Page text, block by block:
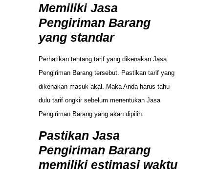
Memiliki Jasa
Pengiriman Barang
yang standar
Perhatikan tentang tarif yang dikenakan Jasa
Pengiriman Barang tersebut. Pastikan tarif yang
dikenakan masuk akal. Maka Anda harus tahu
dulu tarif ongkir sebelum menentukan Jasa
Pengiriman Barang yang akan dipilih.
Pastikan Jasa
Pengiriman Barang
memiliki estimasi waktu